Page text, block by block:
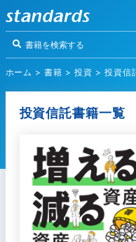
ホーム >書籍 >投資 > 投資信
投資信託書籍一覧